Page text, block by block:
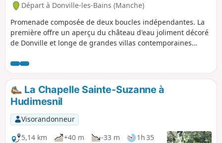
Départ à Donville-les-Bains (Manche)
Promenade composée de deux boucles indépendantes. La
première offre un aperçu du château d'eau joliment décoré
de Donville et longe de grandes villas contemporaines
plus intéressante, passe le long de la falaise avant de
grimper au sommet pour une vue étendue sur la mer et le
littoral. Dans les deux cas, un sentier très pentu sera
emprunté.
La Chapelle Sainte-Suzanne à
Hudimesnil
Visorandonneur
5,14 km
+40 m -33 m
1h 35